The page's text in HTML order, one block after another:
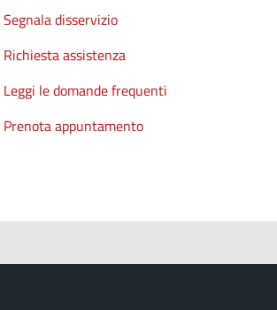
Segnala disservizio
Richiesta assistenza
Leggi le domande frequenti
Prenota appuntamento